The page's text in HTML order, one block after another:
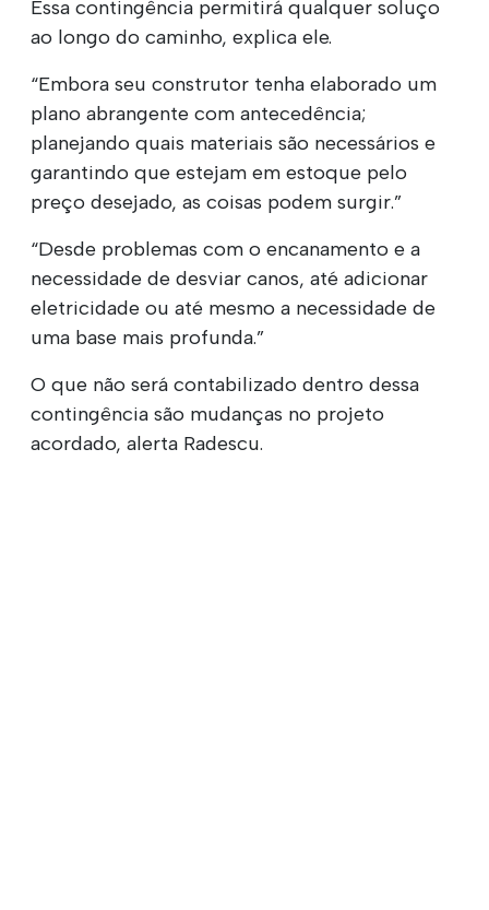
Essa contingência permitirá qualquer soluço
ao longo do caminho, explica ele.
“Embora seu construtor tenha elaborado um
plano abrangente com antecedência;
planejando quais materiais são necessários e
garantindo que estejam em estoque pelo
preço desejado, as coisas podem surgir.”
“Desde problemas com o encanamento e a
necessidade de desviar canos, até adicionar
eletricidade ou até mesmo a necessidade de
uma base mais profunda.”
O que não será contabilizado dentro dessa
contingência são mudanças no projeto
acordado, alerta Radescu.